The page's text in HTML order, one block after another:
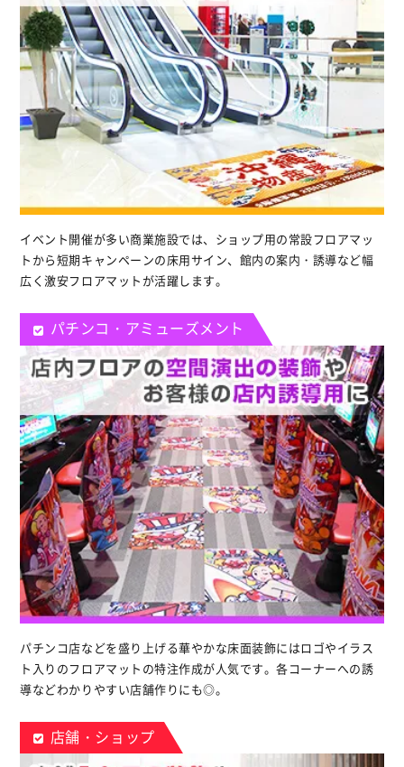
イベント開催が多い商業施設では、ショップ用の常設フロアマッ
トから短期キャンペーンの床用サイン、館内の案内・誘導など幅
広く激安フロアマットが活躍します。
パチンコ・アミューズメント
パチンコ店などを盛り上げる華やかな床面装飾にはロゴやイラス
ト入りのフロアマットの特注作成が人気です。各コーナーへの誘
導などわかりやすい店舗作りにも◎。
店舗・ショップ